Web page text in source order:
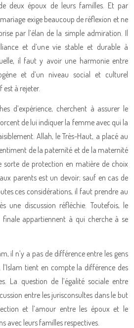
deux époux de leurs familles. Et par
exige beaucoup de réflexion et ne
par l’élan de la simple admiration. Il
et d’une vie stable et durable à
il faut y avoir une harmonie entre
et d’un niveau social et culturel
est à rejeter.
d’expérience, cherchent à assurer le
de lui indiquer la femme avec qui la
Allah, le Très-Haut, a placé au
de la paternité et de la maternité
sorte de protection en matière de choix
parents est un devoir; sauf en cas de
ces considérations, il faut prendre au
une discussion réfléchie. Toutefois, le
appartiennent à qui cherche à se
il n’y a pas de différence entre les gens
l’Islam tient en compte la différence des
La question de l’égalité sociale entre
entre les jurisconsultes dans le but
et l’amour entre les époux et le
avec leurs familles respectives.